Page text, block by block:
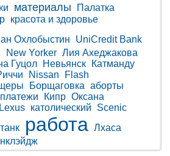
материалы
Палатка
красота и здоровье
Охлобыстин
UniCredit Bank
New Yorker Лия Ахеджакова
Гуцол Невьянск
Катманду
Nissan
Flash
Борщаговка аборты
платежи Кипр Оксана
Lexus католический
Scenic
танк работа Лхаса